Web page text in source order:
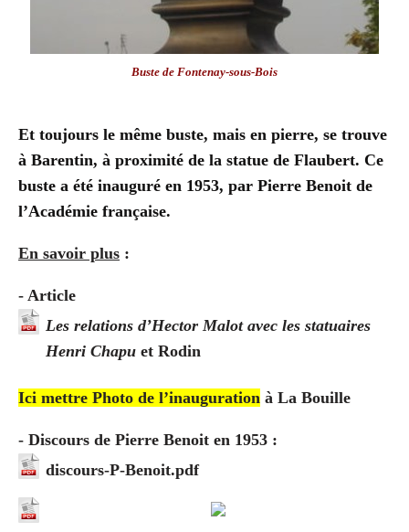
Buste de Fontenay-sous-Bois
Et toujours le même buste, mais en pierre, se trouve
à Barentin, à proximité de la statue de Flaubert. Ce
buste a été inauguré en 1953, par Pierre Benoit de
l’Académie française.
En savoir plus :
- Article
Les relations d’Hector Malot avec les statuaires
Henri Chapu et Rodin
Ici mettre Photo de l’inauguration à La Bouille
- Discours de Pierre Benoit en 1953 :
discours-P-Benoit.pdf